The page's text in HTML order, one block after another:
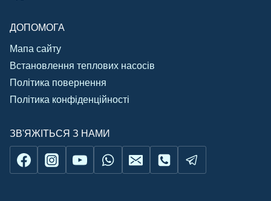
ДОПОМОГА
Мапа сайту
Встановлення теплових насосів
Політика повернення
Політика конфіденційності
ЗВ'ЯЖІТЬСЯ З НАМИ